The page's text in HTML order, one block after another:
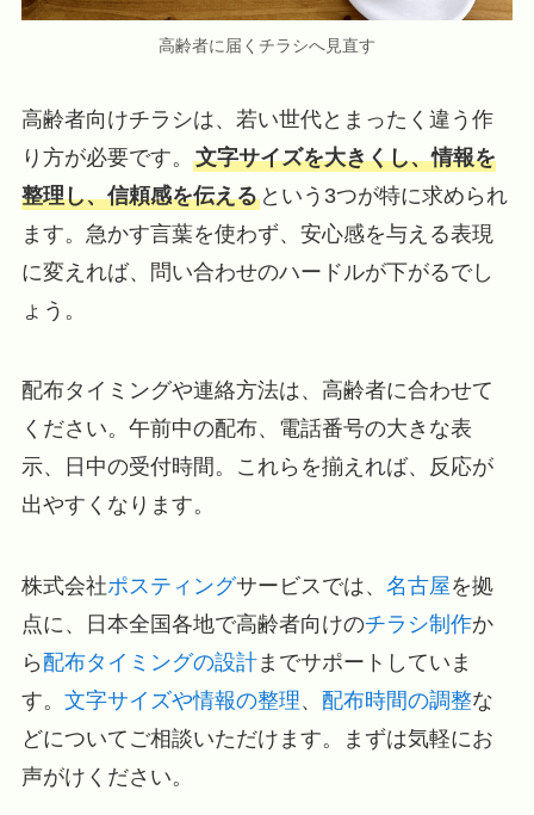
高齢者に届くチラシへ見直す
高齢者向けチラシは、若い世代とまったく違う作
り方が必要です。 文字サイズを大きくし、情報を
整理し、信頼感を伝えるという3つが特に求められ
ます。急かす言葉を使わず、安心感を与える表現
に変えれば、問い合わせのハードルが下がるでし
ょう。
配布タイミングや連絡方法は、高齢者に合わせて
ください。午前中の配布、電話番号の大きな表
示、日中の受付時間。これらを揃えれば、反応が
出やすくなります。
株式会社ポスティングサービスでは、 名古屋を拠
点に、日本全国各地で高齢者向けのチラシ制作か
ら 配布タイミングの設計までサポートしていま
す。 文字サイズや情報の整理、 配布時間の調整な
どについてご相談いただけます。まずは気軽にお
声がけください。